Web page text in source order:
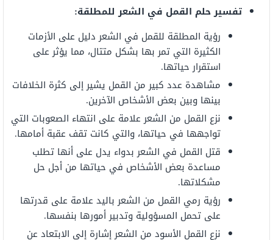
تفسير حلم القمل في الشعر للمطلقة:
رؤية المطلقة للقمل في الشعر دليل على الأزمات
الكثيرة التي تمر بها بشكل متتال، مما يؤثر على
استقرار حياتها.
مشاهدة عدد كبير من القمل يشير إلى كثرة الخلافات
بينها وبين بعض الأشخاص الآخرين.
نزع القمل من الشعر علامة على انتهاء الصعوبات التي
تواجهها في حياتها، والتي كانت تقف عقبة أمامها.
قتل القمل في الشعر بدواء يدل على أنها تطلب
مساعدة بعض الأشخاص في حياتها من أجل حل
مشكلاتها.
رؤية رمي القمل من الشعر باليد علامة على قدرتها
على تحمل المسؤولية وتدبير أمورها بنفسها.
نزع القمل الأسود من الشعر إشارة إلى الابتعاد عن